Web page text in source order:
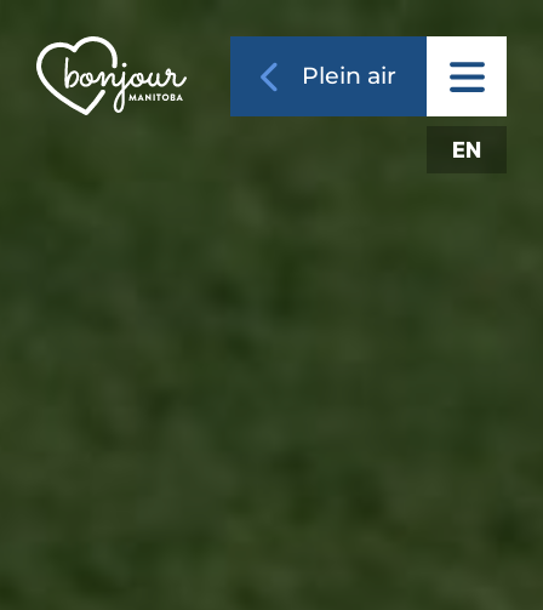
Plein air
EN